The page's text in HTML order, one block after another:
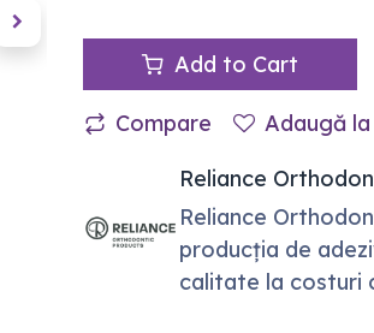
Add to Cart
Compare Adaugă
Reliance
Reliance
producția de
calitate la costuri